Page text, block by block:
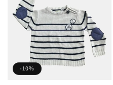
-10%